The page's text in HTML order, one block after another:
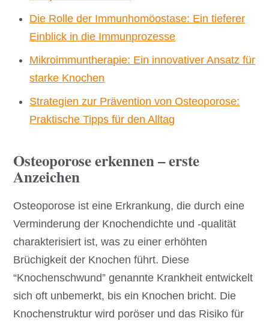
Die Rolle der Immunhomöostase: Ein tieferer
Einblick in die Immunprozesse
Mikroimmuntherapie: Ein innovativer Ansatz für
starke Knochen
Strategien zur Prävention von Osteoporose:
Praktische Tipps für den Alltag
Osteoporose erkennen – erste
Anzeichen
Osteoporose ist eine Erkrankung, die durch eine
Verminderung der Knochendichte und -qualität
charakterisiert ist, was zu einer erhöhten
Brüchigkeit der Knochen führt. Diese
“Knochenschwund” genannte Krankheit entwickelt
sich oft unbemerkt, bis ein Knochen bricht. Die
Knochenstruktur wird poröser und das Risiko für